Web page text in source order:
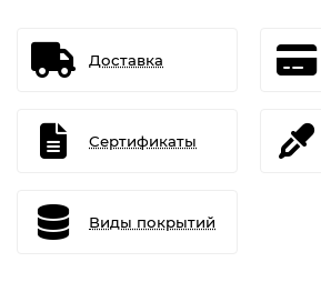
Доставка
Сертификаты
Виды покрытий